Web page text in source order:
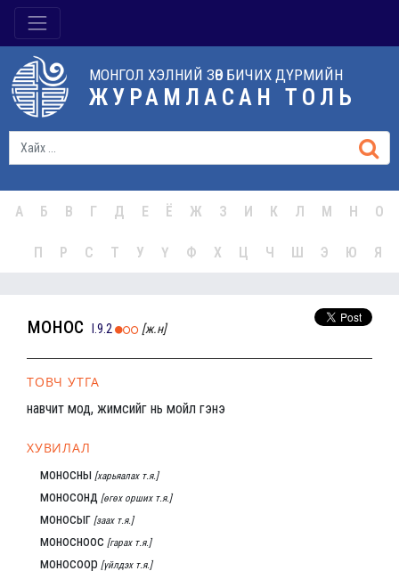
МОНГОЛ ХЭЛНИЙ ЗӨВ БИЧИХ ДҮРМИЙН
ЖУРАМЛАСАН ТОЛЬ
А Б В Г Д Е Ё Ж З И К Л М Н О
П Р С Т У Ү Ф Х Ц Ч Ш Э Ю Я
монос I.9.2 [ж.н]
ТОВЧ УТГА
навчит мод, жимсийг нь мойл гэнэ
ХУВИЛАЛ
моносны [харьяалах т.я.]
моносонд [өгөх орших т.я.]
моносыг [заах т.я.]
моносноос [гарах т.я.]
моносоор [үйлдэх т.я.]